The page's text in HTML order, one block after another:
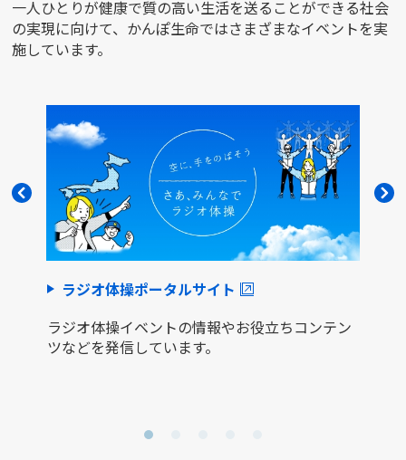
一人ひとりが健康で質の高い生活を送ることができる社会
の実現に向けて、かんぽ生命ではさまざまなイベントを実
施しています。
ラジオ体操ポータルサイト
ラジオ体操イベントの情報やお役立ちコンテン
ツなどを発信しています。